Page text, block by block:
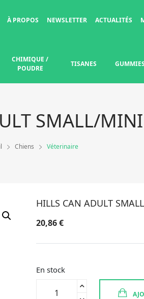
À PROPOS NEWSLETTER ACTUALITÉS
CHIMIQUE /
POUDRE
TISANES
SMALL/
Chiens Véterinaire
HILLS CAN ADULT
20,86€
En stock